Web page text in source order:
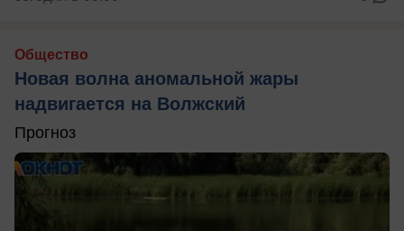
Общество
Новая волна аномальной жары
надвигается на Волжский
Прогноз